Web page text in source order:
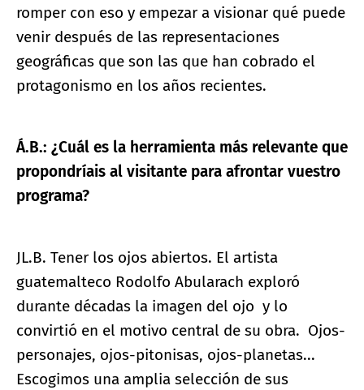
romper con eso y empezar a visionar qué puede
venir después de las representaciones
geográficas que son las que han cobrado el
protagonismo en los años recientes.
Á.B.: ¿Cuál es la herramienta más relevante que
propondríais al visitante para afrontar vuestro
programa?
JL.B. Tener los ojos abiertos. El artista
guatemalteco Rodolfo Abularach exploró
durante décadas la imagen del ojo y lo
convirtió en el motivo central de su obra. Ojos-
personajes, ojos-pitonisas, ojos-planetas...
Escogimos una amplia selección de sus